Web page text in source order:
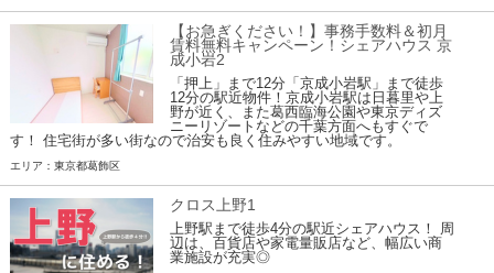
【お急ぎください！】事務手数料＆初月
賃料無料キャンペーン！シェアハウス 京
成小岩2
「押上」まで12分「京成小岩駅」まで徒歩
12分の駅近物件！京成小岩駅は日暮里や上
野が近く、また葛西臨海公園や東京ディズ
ニーリゾートなどの千葉方面へもすぐで
す！ 住宅街が多い街なので治安も良く住みやすい地域です。
エリア：東京都葛飾区
クロス上野1
上野駅まで徒歩4分の駅近シェアハウス！ 周
辺は、百貨店や家電量販店など、幅広い商
業施設が充実◎